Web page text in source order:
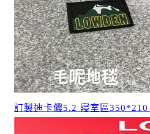
訂製迪卡儂5.2 寢室區350*210